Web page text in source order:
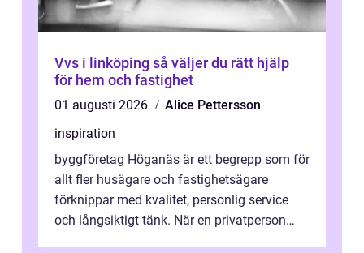
Vvs i linköping så väljer du rätt hjälp
för hem och fastighet
01 augusti 2026
Alice Pettersson
inspiration
byggföretag Höganäs är ett begrepp som för
allt fler husägare och fastighetsägare
förknippar med kvalitet, personlig service
och långsiktigt tänk. När en privatperson